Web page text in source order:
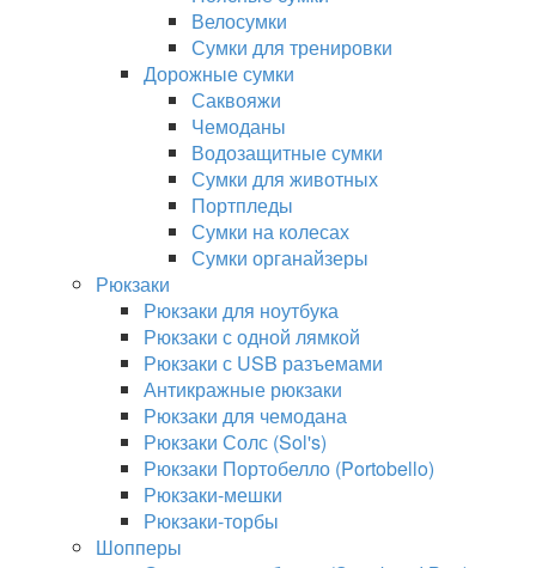
Велосумки
Сумки для тренировки
Дорожные сумки
Саквояжи
Чемоданы
Водозащитные сумки
Сумки для животных
Портпледы
Сумки на колесах
Сумки органайзеры
Рюкзаки
Рюкзаки для ноутбука
Рюкзаки с одной лямкой
Рюкзаки с USB разъемами
Антикражные рюкзаки
Рюкзаки для чемодана
Рюкзаки Солс (Sol's)
Рюкзаки Портобелло (Portobello)
Рюкзаки-мешки
Рюкзаки-торбы
Шопперы